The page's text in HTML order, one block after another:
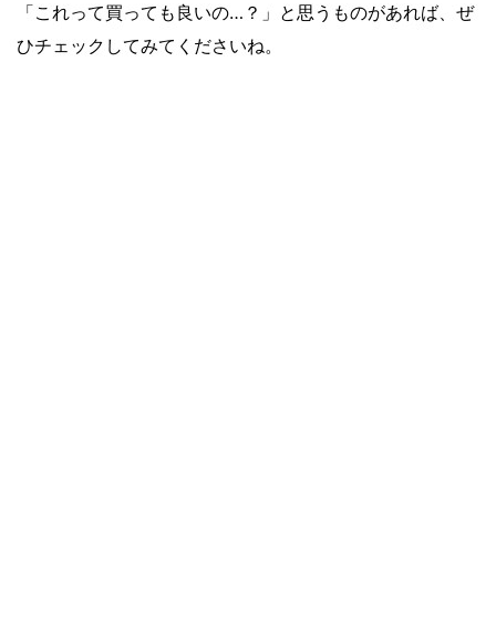
「これって買っても良いの…？」と思うものがあれば、ぜ
ひチェックしてみてくださいね。